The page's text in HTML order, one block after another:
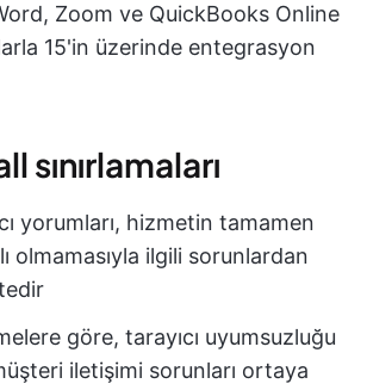
Zoom ve QuickBooks Online
15'in üzerinde entegrasyon
sınırlamaları
yorumları, hizmetin tamamen
olmamasıyla ilgili sorunlardan
göre, tarayıcı uyumsuzluğu
iletişimi sorunları ortaya